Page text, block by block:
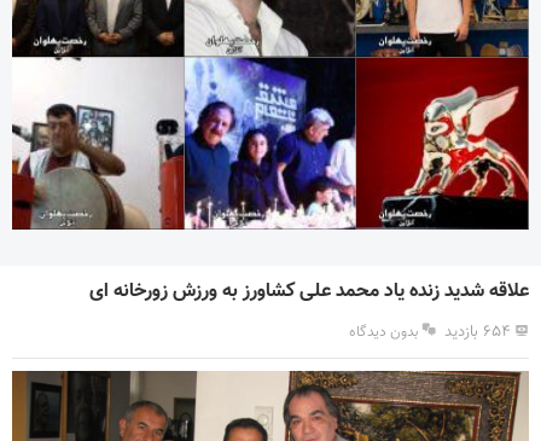
علاقه شدید زنده یاد محمد علی کشاورز به ورزش زورخانه ای
۶۵۴ بازدید بدون دیدگاه